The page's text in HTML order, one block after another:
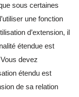
sous certaines
une fonction
d’extension, il
étendue est
devez
étendu est
de sa relation